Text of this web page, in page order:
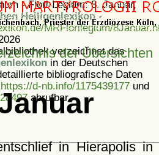
der Übersichten
in Hierapolis in
- Flori-Legium: 8. Januar,
Heiligenlexikon-
MRFlorilegium/
verzeichnet das
in der Deutschen
bibliografische Daten
https://d-nb.info/1175439177 und
abrufbar.